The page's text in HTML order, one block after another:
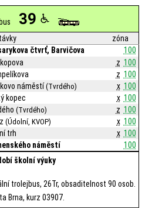
39
zóna
čtvrť, Barvičova
100
z 100
z 100
náměstí(Tvrdého) x 100
kopec x 100
(Tvrdého) z 100
(Údolní, KVOP) x 100
trh x 100
náměstí
100
školní výuky
trolejbus, 26Tr, obsaditelnost 90 osob.
Brna, kurz 03907.